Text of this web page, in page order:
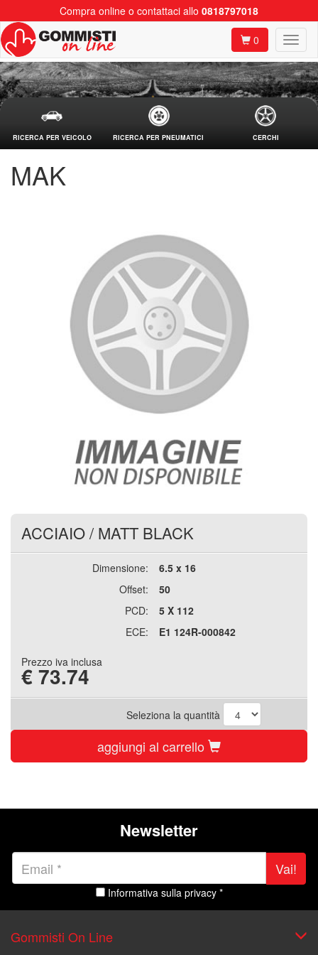
Compra online o contattaci allo 0818797018
0
RICERCA PER VEICOLO RICERCA PER PNEUMATICI CERCHI
MAK
ACCIAIO/ MATT BLACK
Dimensione:
6.5 x 16
Offset:
50
PCD:
5 X 112
ECE:
E1 124R-000842
Prezzo iva inclusa
€ 73.74
Seleziona la quantità
aggiungi al carrello
Newsletter
Vai!
Informativa sulla privacy *
Gommisti On Line